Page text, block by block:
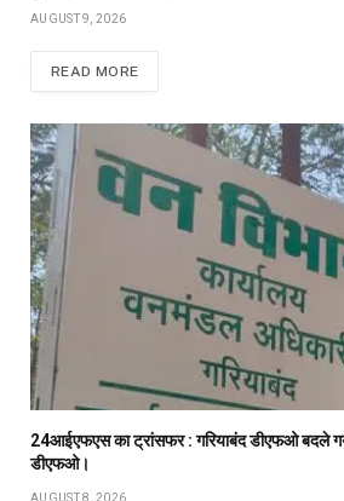
AUGUST 9, 2026
READ MORE
24आईएफएस का ट्रांसफर : गरियाबंद डीएफओ बदले
डीएफओ।
AUGUST 8, 2026